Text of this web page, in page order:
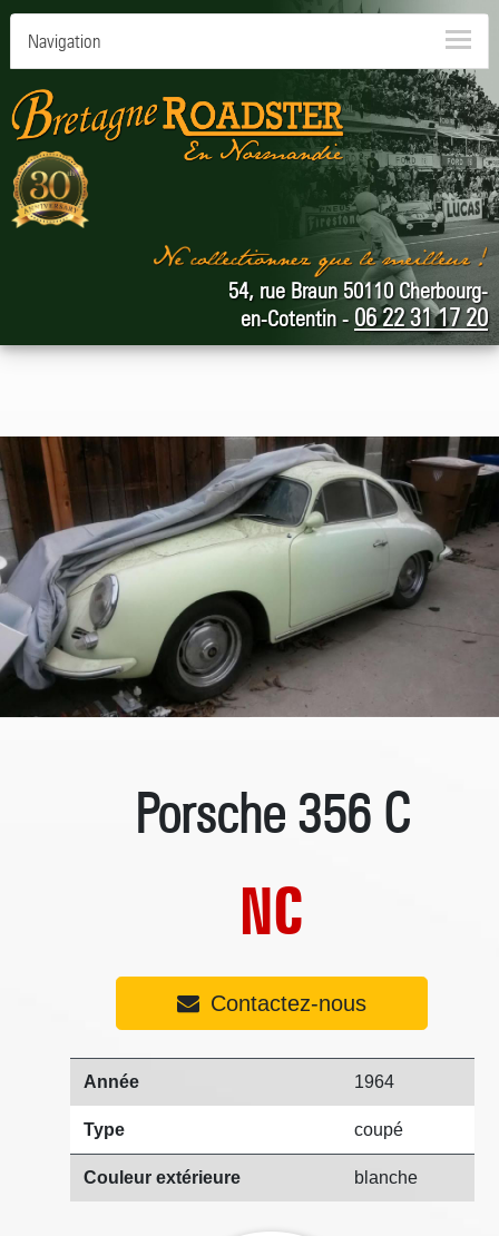
Navigation
54, rue Braun 50110 Cherbourg-
en-Cotentin - 06 22 31 17 20
Porsche 356 C
NC
Contactez-nous
Année 1964
Type coupé
Couleur extérieure blanche